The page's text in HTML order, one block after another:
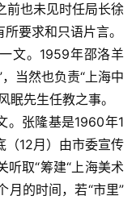
前也未见时任局长徐
要求和只语片言。
文。1959年邵洛羊
当然也负责“上海中
眠先生任教之事。
。张隆基是1960年1
（12月）由市委宣传
听取“筹建“上海美术
月的时间，若“市里”